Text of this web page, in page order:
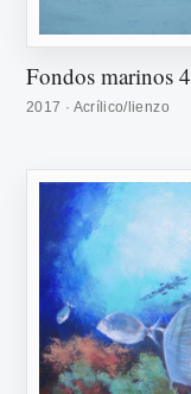
Fondos marinos 4
2017 · Acrílico/lienzo